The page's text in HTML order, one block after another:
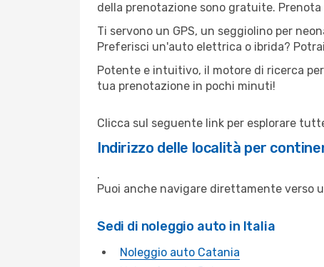
della prenotazione sono gratuite.
Ti servono un GPS, un seggiolino per
Preferisci un'auto elettrica o ibrida?
Potente e intuitivo, il motore di ricerca
tua prenotazione in pochi minuti!
Clicca sul seguente link per esplorare
Indirizzo delle località per
.
Puoi anche navigare direttamente verso
Sedi di noleggio auto in Italia
Noleggio auto Catania